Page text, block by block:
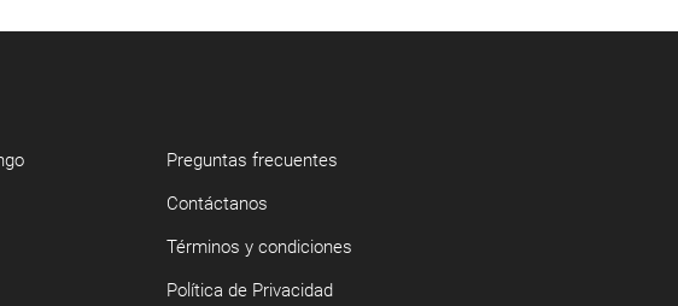
Preguntas frecuentes
Contáctanos
Términos y condiciones
Política de Privacidad